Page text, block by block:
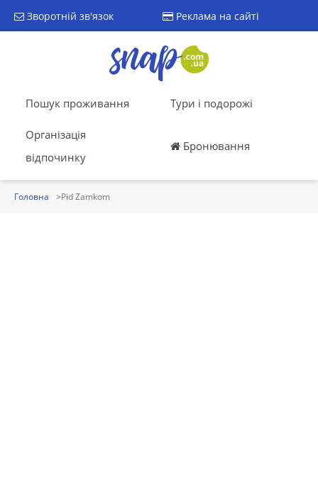
Зворотній зв'язок Реклама на сайті
Пошук проживання Тури і подорожі
Організація
відпочинку
Бронювання
Головна Pid Zamkom